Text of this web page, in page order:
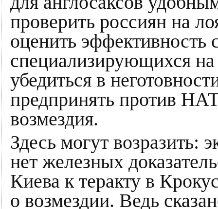
проверить россиян на
оценить
специализирующихся
убедиться в
предпринять против
возмездия.
Здесь могут возразить:
нет железных
Киева к теракту в
о возмездии. Ведь